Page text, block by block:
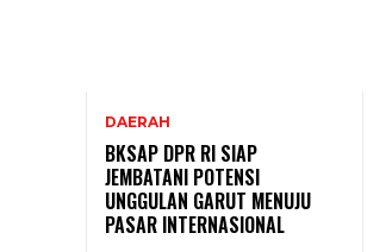
DAERAH
BKSAP DPR RI SIAP
JEMBATANI POTENSI
UNGGULAN GARUT MENUJU
PASAR INTERNASIONAL